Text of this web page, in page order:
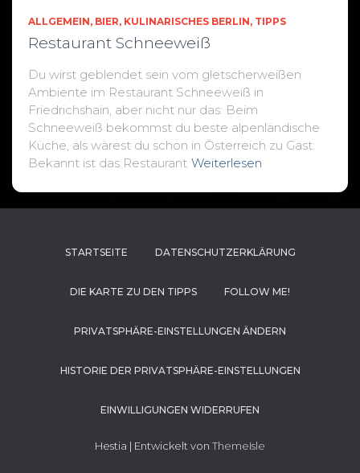
ALLGEMEIN BIER KULINARISCHES BERLIN TIPPS
Restaurant Schneeweiß
Du wirst geblendet sein vom gletscherweißen
Ambiente im Restaurant Schneeweiß in
Friedrichshain, aber nicht nur das: Beim
Schneeweiß bekommst du beste alpenländische
Küche, als wärest du schon in Österreich zu Gast.
Bekannt ist das Restaurant Weiterlesen
STARTSEITE DATENSCHUTZERKLÄRUNG
DIE KARTE ZU DEN TIPPS FOLLOW ME!
PRIVATSPHÄRE-EINSTELLUNGEN ÄNDERN
HISTORIE DER PRIVATSPHÄRE-EINSTELLUNGEN
EINWILLIGUNGEN WIDERRUFEN
Hestia | Entwickelt von ThemeIsle